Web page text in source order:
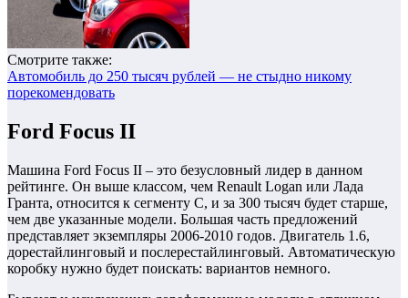
Смотрите также:
Автомобиль до 250 тысяч рублей — не стыдно никому
порекомендовать
Ford Focus II
Машина Ford Focus II – это безусловный лидер в данном
рейтинге. Он выше классом, чем Renault Logan или Лада
Гранта, относится к сегменту C, и за 300 тысяч будет старше,
чем две указанные модели. Большая часть предложений
представляет экземпляры 2006-2010 годов. Двигатель 1.6,
дорестайлинговый и послерестайлинговый. Автоматическую
коробку нужно будет поискать: вариантов немного.